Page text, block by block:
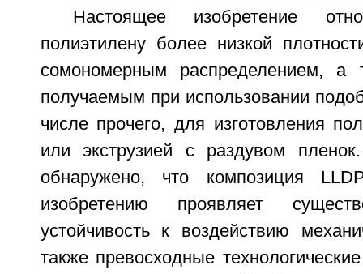
Настоящее изобретение
полиэтилену более низкой
сомономерным распределением, а
получаемым при использовании
числе прочего, для изготовления
или экструзией с раздувом
обнаружено, что композиция
изобретению проявляет
устойчивость к воздействию
также превосходные